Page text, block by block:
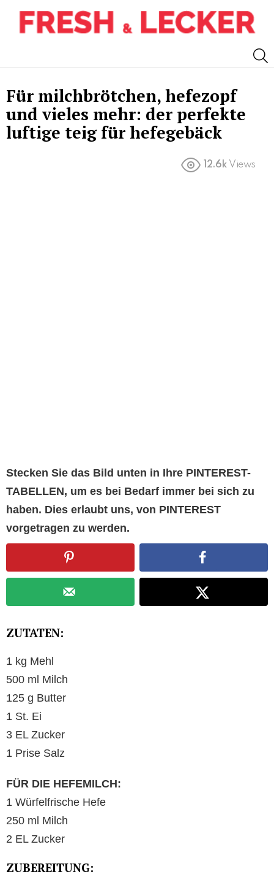
Für milchbrötchen, hefezopf
und vieles mehr: der perfekte
luftige teig für hefegebäck
12.6k Views
Stecken Sie das Bild unten in Ihre PINTEREST-
TABELLEN, um es bei Bedarf immer bei sich zu
haben. Dies erlaubt uns, von PINTEREST
vorgetragen zu werden.
ZUTATEN:
1 kg Mehl
500 ml Milch
125 g Butter
1 St. Ei
3 EL Zucker
1 Prise Salz
FÜR DIE HEFEMILCH:
1 Würfelfrische Hefe
250 ml Milch
2 EL Zucker
ZUBEREITUNG: